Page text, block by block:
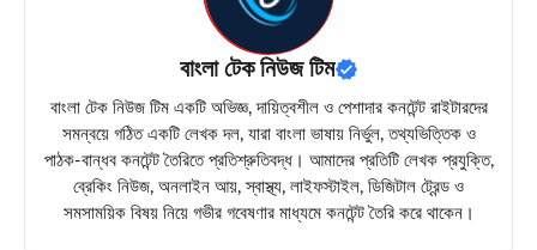
বাংলা টেক নিউজ টিম
বাংলা টেক নিউজ টিম একটি অভিজ্ঞ, দায়িত্বশীল ও পেশাদার কনটেন্ট রাইটারদের
সমন্বয়ে গঠিত একটি লেখক দল, যারা বাংলা ভাষায় নির্ভুল, তথ্যভিত্তিক ও
পাঠক-বান্ধব কনটেন্ট তৈরিতে প্রতিশ্রুতিবদ্ধ। আমাদের প্রতিটি লেখক প্রযুক্তি,
ব্রেকিং নিউজ, অনলাইন আয়, স্বাস্থ্য, লাইফস্টাইল, ডিজিটাল ট্রেন্ড ও
সমসাময়িক বিষয় নিয়ে গভীর গবেষণার মাধ্যমে কনটেন্ট তৈরি করে থাকেন।